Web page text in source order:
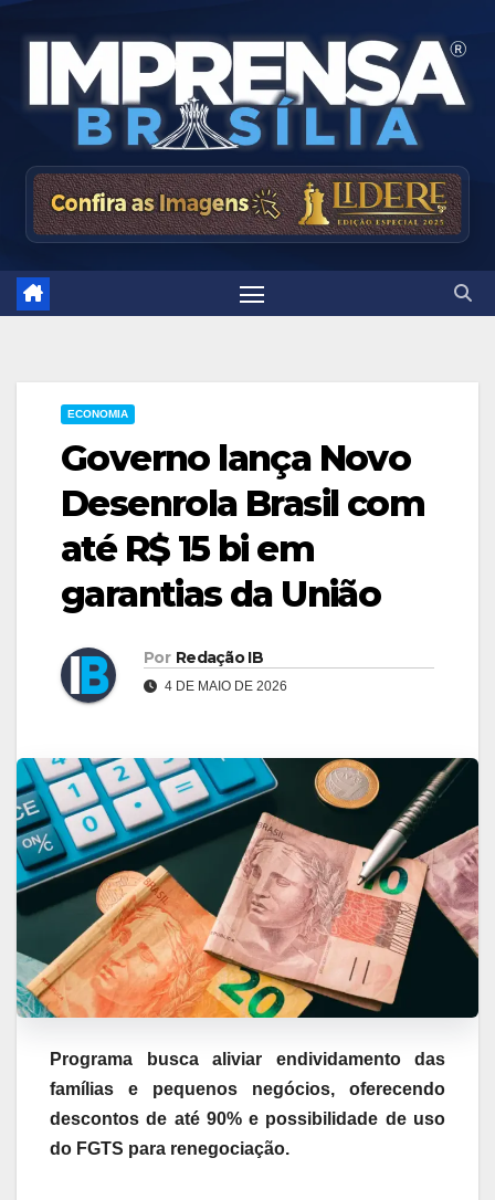
ECONOMIA
Governo lança Novo
Desenrola Brasil com
até R$ 15 bi em
garantias da União
Por Redação IB
4 DE MAIO DE 2026
Programa busca aliviar endividamento das
famílias e pequenos negócios, oferecendo
descontos de até 90% e possibilidade de uso
do FGTS para renegociação.